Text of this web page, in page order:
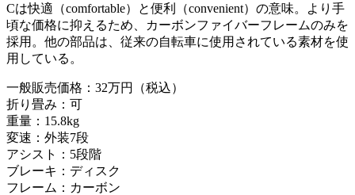
Cは快適（comfortable）と便利（convenient）の意味。より手
頃な価格に抑えるため、カーボンファイバーフレームのみを
採用。他の部品は、従来の自転車に使用されている素材を使
用している。
一般販売価格：32万円（税込）
折り畳み：可
重量：15.8kg
変速：外装7段
アシスト：5段階
ブレーキ：ディスク
フレーム：カーボン